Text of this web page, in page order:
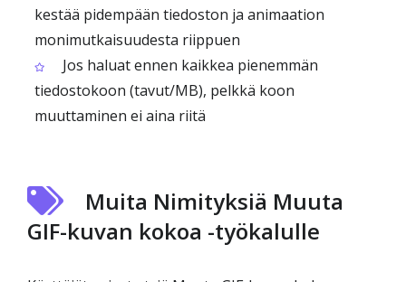
kestää pidempään tiedoston ja animaation
monimutkaisuudesta riippuen
Jos haluat ennen kaikkea pienemmän
tiedostokoon (tavut/MB), pelkkä koon
muuttaminen ei aina riitä
Muita Nimityksiä Muuta
GIF-kuvan kokoa -työkalulle